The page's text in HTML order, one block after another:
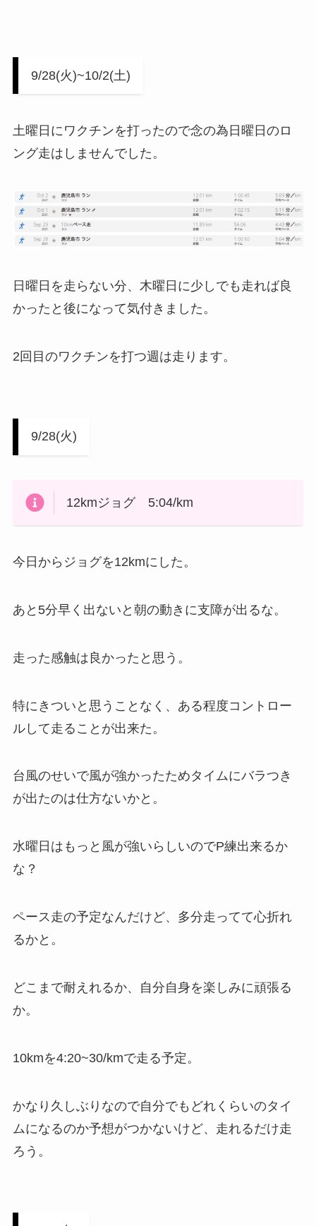
9/28(火)~10/2(土)
土曜日にワクチンを打ったので念の為日曜日のロ
ング走はしませんでした。
日曜日を走らない分、木曜日に少しでも走れば良
かったと後になって気付きました。
2回目のワクチンを打つ週は走ります。
9/28(火)
12kmジョグ 5:04/km
今日からジョグを12kmにした。
あと5分早く出ないと朝の動きに支障が出るな。
走った感触は良かったと思う。
特にきついと思うことなく、ある程度コントロー
ルして走ることが出来た。
台風のせいで風が強かったためタイムにバラつき
が出たのは仕方ないかと。
水曜日はもっと風が強いらしいのでP練出来るか
な？
ペース走の予定なんだけど、多分走ってて心折れ
るかと。
どこまで耐えれるか、自分自身を楽しみに頑張る
か。
10kmを4:20~30/kmで走る予定。
かなり久しぶりなので自分でもどれくらいのタイ
ムになるのか予想がつかないけど、走れるだけ走
ろう。